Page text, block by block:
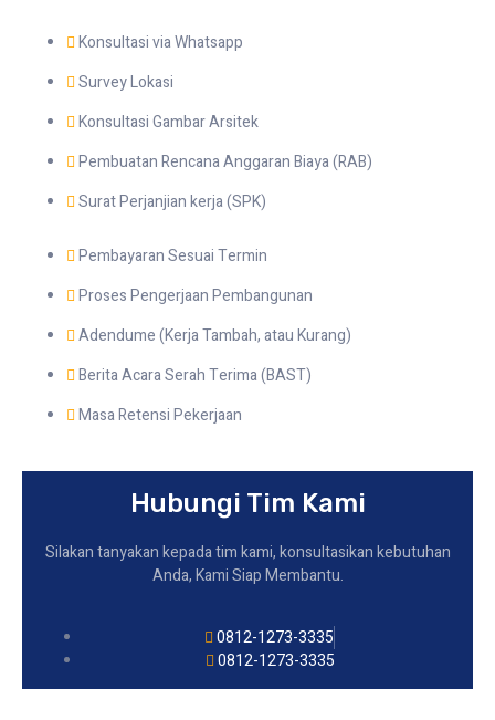
Konsultasi via Whatsapp
Survey Lokasi
Konsultasi Gambar Arsitek
Pembuatan Rencana Anggaran Biaya (RAB)
Surat Perjanjian kerja (SPK)
Pembayaran Sesuai Termin
Proses Pengerjaan Pembangunan
Adendume (Kerja Tambah, atau Kurang)
Berita Acara Serah Terima (BAST)
Masa Retensi Pekerjaan
Hubungi Tim Kami
Silakan tanyakan kepada tim kami, konsultasikan kebutuhan
Anda, Kami Siap Membantu.
0812-1273-3335
0812-1273-3335